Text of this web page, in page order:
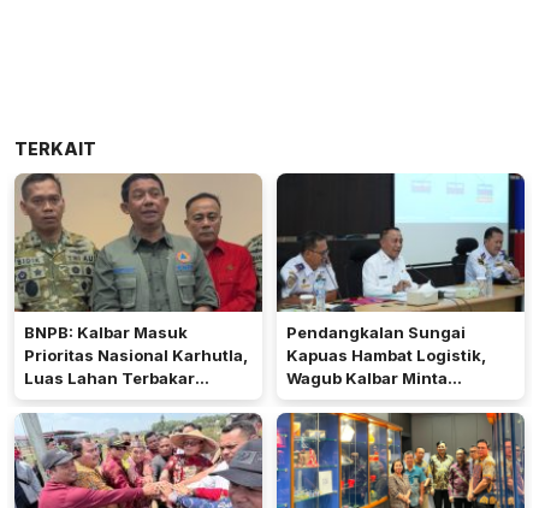
TERKAIT
BNPB: Kalbar Masuk
Prioritas Nasional Karhutla,
Luas Lahan Terbakar
Peringkat Keempat
Pendangkalan Sungai
Kapuas Hambat Logistik,
Wagub Kalbar Minta
Pengerukan Diprioritaskan